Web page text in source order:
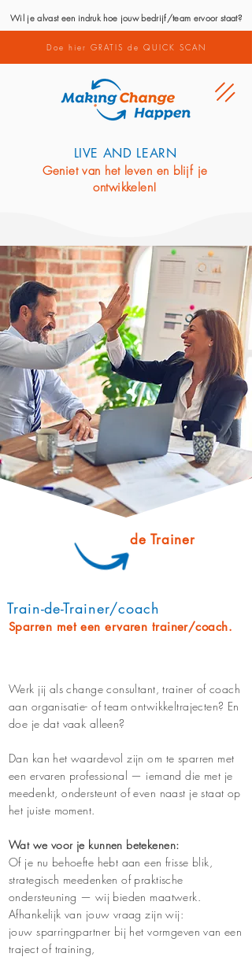
Wil je alvast een indruk hoe jouw bedrijf/team ervoor staat?
Doe hier GRATIS de QUICK SCAN
LIVE AND LEARN
Geniet van het leven en blijf je
ontwikkelen!
Train
de Trainer
Train-de-Trainer/coach
Sparren met een ervaren trainer/coach.
Werk jij als change consultant, trainer of coach
aan organisatie- of team ontwikkeltrajecten? En
doe je dat vaak alleen?
Dan kan het waardevol zijn om te sparren met
een ervaren professional — iemand die met je
meedenkt, ondersteunt of even naast je staat op
het juiste moment.
Wat we voor je kunnen betekenen:
Of je nu behoefte hebt aan een frisse blik,
strategisch meedenken of praktische
ondersteuning — wij bieden maatwerk.
Afhankelijk van jouw vraag zijn wij:
jouw sparringpartner bij het vormgeven van een
traject of training,